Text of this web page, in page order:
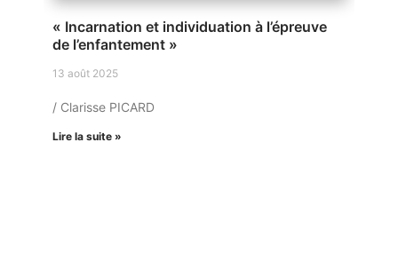
« Incarnation et individuation à l’épreuve
de l’enfantement »
13 août 2025
/ Clarisse PICARD
Lire la suite »